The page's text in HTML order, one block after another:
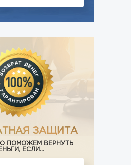
ЗАЩИТА
ПОМОЖЕМ ВЕРНУТЬ
ЕСЛИ...